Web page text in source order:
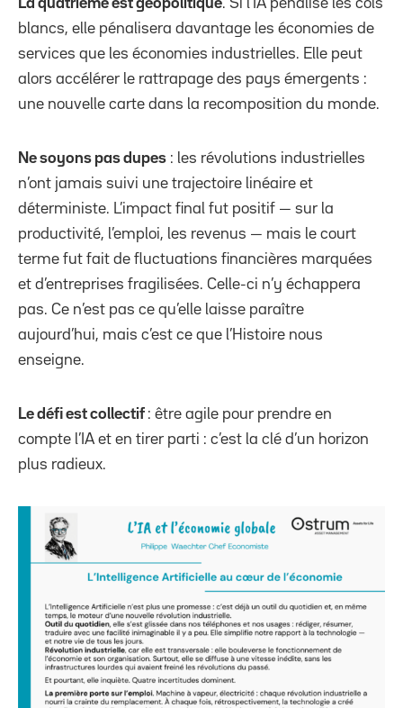
La quatrième est géopolitique. Si l’IA pénalise les cols
blancs, elle pénalisera davantage les économies de
services que les économies industrielles. Elle peut
alors accélérer le rattrapage des pays émergents :
une nouvelle carte dans la recomposition du monde.
Ne soyons pas dupes : les révolutions industrielles
n’ont jamais suivi une trajectoire linéaire et
déterministe. L’impact final fut positif — sur la
productivité, l’emploi, les revenus — mais le court
terme fut fait de fluctuations financières marquées
et d’entreprises fragilisées. Celle-ci n’y échappera
pas. Ce n’est pas ce qu’elle laisse paraître
aujourd’hui, mais c’est ce que l’Histoire nous
enseigne.
Le défi est collectif : être agile pour prendre en
compte l’IA et en tirer parti : c’est la clé d’un horizon
plus radieux.